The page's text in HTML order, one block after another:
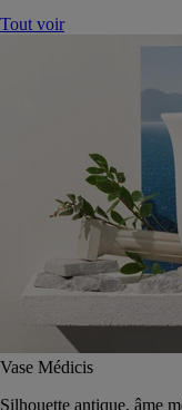
Tout voir
Vase Médicis
Silhouette antique, âme